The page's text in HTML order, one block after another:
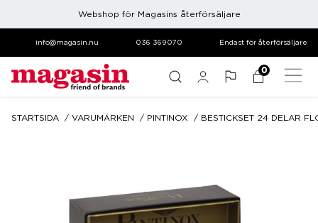
Webshop för Magasins återförsäljare
info@magasin.nu 036 369070 Endast för återförsäljare
0
STARTSIDA VARUMÄRKEN PINTINOX BESTICKSET 24 DELAR